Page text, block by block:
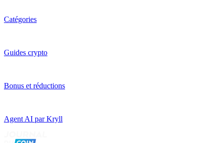
Catégories
Guides crypto
Bonus et réductions
Agent AI par Kryll